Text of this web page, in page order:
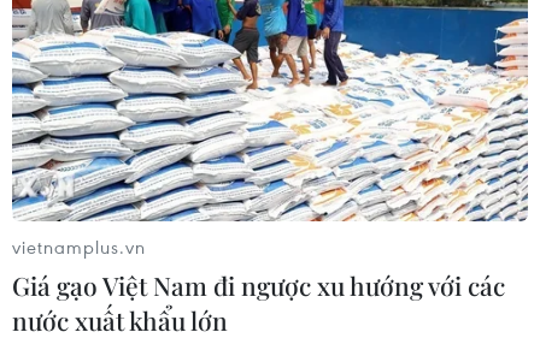
khoảng 30 phút sau, các bạn không nhìn thấy Hồ Nhật
Huy nên hô hào mọi người tìm kiếm.
vietnamplus.vn
Giá gạo Việt Nam đi ngược xu hướng với các
nước xuất khẩu lớn